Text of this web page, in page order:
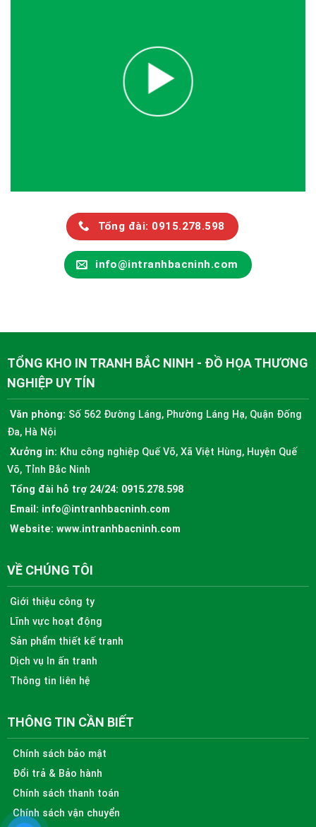
Tổng đài: 0915.278.598
info@intranhbacninh.com
TỔNG KHO IN TRANH BẮC NINH - ĐỒ HỌA THƯƠNG
NGHIỆP UY TÍN
Văn phòng: Số 562 Đường Láng, Phường Láng Hạ, Quận Đống
Đa, Hà Nội
Xưởng in: Khu công nghiệp Quế Võ, Xã Việt Hùng, Huyện Quế
Võ, Tỉnh Bắc Ninh
Tổng đài hỗ trợ 24/24: 0915.278.598
Email: info@intranhbacninh.com
Website: www.intranhbacninh.com
VỀ CHÚNG TÔI
Giới thiệu công ty
Lĩnh vực hoạt động
Sản phẩm thiết kế tranh
Dịch vụ In ấn tranh
Thông tin liên hệ
THÔNG TIN CẦN BIẾT
Chính sách bảo mật
Đổi trả & Bảo hành
Chính sách thanh toán
Chính sách vận chuyển